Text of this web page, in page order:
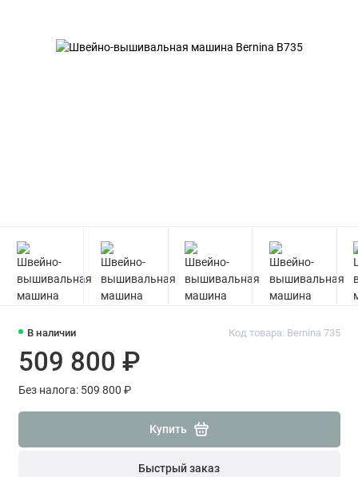
В наличии Код товара: Bernina 735
509 800 ₽
Без налога: 509 800 ₽
Купить
Быстрый заказ